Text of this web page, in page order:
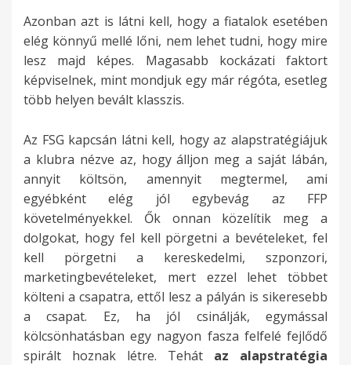
Azonban azt is látni kell, hogy a fiatalok esetében
elég könnyű mellé lőni, nem lehet tudni, hogy mire
lesz majd képes. Magasabb kockázati faktort
képviselnek, mint mondjuk egy már régóta, esetleg
több helyen bevált klasszis.
Az FSG kapcsán látni kell, hogy az alapstratégiájuk
a klubra nézve az, hogy álljon meg a saját lábán,
annyit költsön, amennyit megtermel, ami
egyébként elég jól egybevág az FFP
követelményekkel. Ők onnan közelítik meg a
dolgokat, hogy fel kell pörgetni a bevételeket, fel
kell pörgetni a kereskedelmi, szponzori,
marketingbevételeket, mert ezzel lehet többet
költeni a csapatra, ettől lesz a pályán is sikeresebb
a csapat. Ez, ha jól csinálják, egymással
kölcsönhatásban egy nagyon fasza felfelé fejlődő
spirált hoznak létre. Tehát az alapstratégia